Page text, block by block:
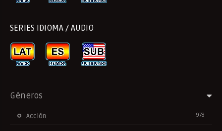
SERIES IDIOMA / AUDIO
Géneros
Acción 978